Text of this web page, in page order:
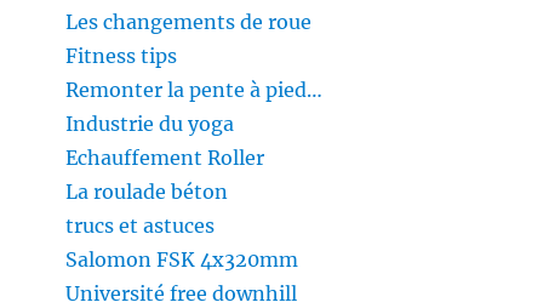
Les changements de roue
Fitness tips
Remonter la pente à pied…
Industrie du yoga
Echauffement Roller
La roulade béton
trucs et astuces
Salomon FSK 4x320mm
Université free downhill